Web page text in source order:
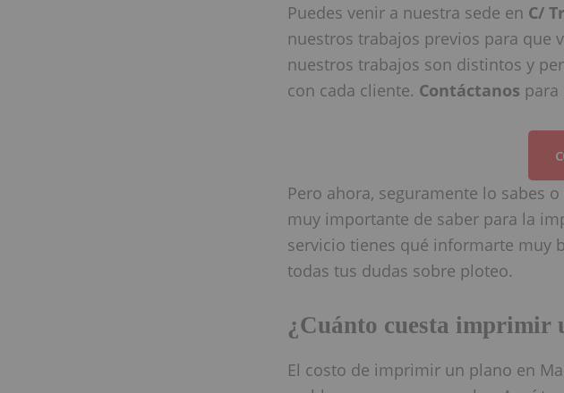
Puedes venir a nuestra sede en C/
nuestros trabajos previos para que
nuestros trabajos son distintos y
con cada cliente. Contáctanos
Pero ahora, seguramente lo sabes
muy importante de saber para la
servicio tienes qué informarte muy
todas tus dudas sobre ploteo.
¿Cuánto cuesta imprimir
El costo de imprimir un plano en